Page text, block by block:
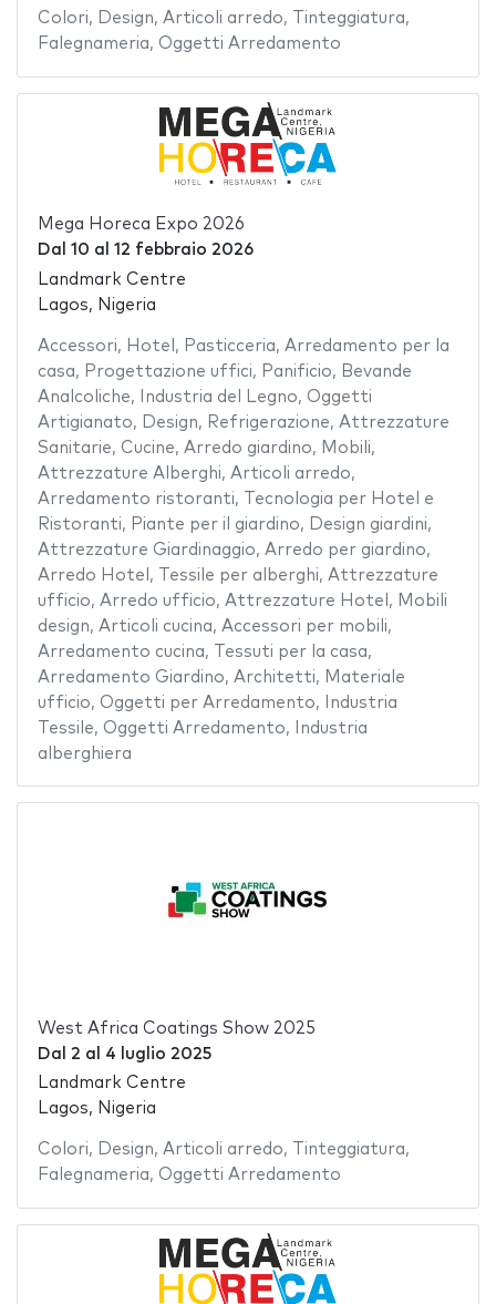
Colori, Design, Articoli arredo, Tinteggiatura,
Falegnameria, Oggetti Arredamento
Mega Horeca Expo 2026
Dal 10 al 12 febbraio 2026
Landmark Centre
Lagos, Nigeria
Accessori, Hotel , Pasticceria, Arredamento per la
casa, Progettazione uffici, Panificio, Bevande
Analcoliche, Industria del Legno, Oggetti
Artigianato, Design, Refrigerazione, Attrezzature
Sanitarie, Cucine, Arredo giardino, Mobili,
Attrezzature Alberghi, Articoli arredo,
Arredamento ristoranti,
Tecnologia per Hotel e
Ristoranti, Piante per il giardino, Design giardini,
Attrezzature Giardinaggio, Arredo per giardino,
Arredo Hotel , Tessile per alberghi, Attrezzature
ufficio, Arredo ufficio, Attrezzature Hotel , Mobili
design, Articoli cucina, Accessori per mobili,
Arredamento cucina, Tessuti per la casa,
Arredamento Giardino, Architetti, Materiale
ufficio, Oggetti per Arredamento,
Industria
Tessile, Oggetti Arredamento,
Industria
alberghiera
West Africa Coatings Show 2025
Dal 2 al 4 luglio 2025
Landmark Centre
Lagos, Nigeria
Colori, Design, Articoli arredo, Tinteggiatura,
Falegnameria, Oggetti Arredamento